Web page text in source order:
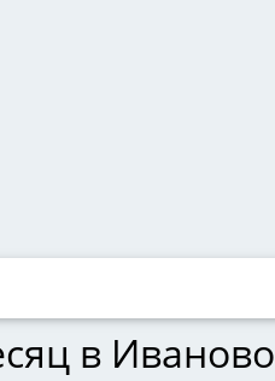
в Иваново